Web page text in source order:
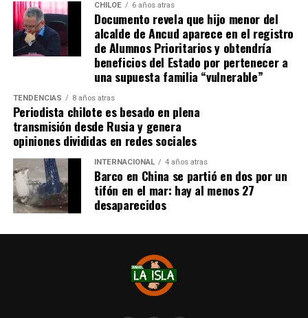
CHILOE 6 años atras
Documento revela que hijo menor del
alcalde de Ancud aparece en el registro
de Alumnos Prioritarios y obtendría
beneficios del Estado por pertenecer a
una supuesta familia “vulnerable”
TENDENCIAS 8 años atras
Periodista chilote es besado en plena
transmisión desde Rusia y genera
opiniones divididas en redes sociales
INTERNACIONAL 4 años atras
Barco en China se partió en dos por un
tifón en el mar: hay al menos 27
desaparecidos